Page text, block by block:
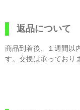
返品について
商品到着後、１週間以
す。交換は承っており